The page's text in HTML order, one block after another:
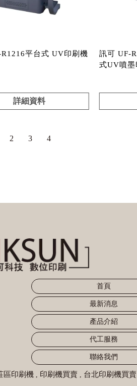
平台式 UV印刷機
詳細資料
訊可 UF-
式UV噴墨
2 3 4
首頁
最新消息
產品介紹
代工服務
聯絡我們
區印刷機 印刷機買賣 台北印刷機買賣